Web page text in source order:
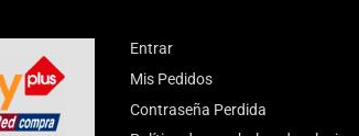
Entrar
Mis Pedidos
Contraseña Perdida